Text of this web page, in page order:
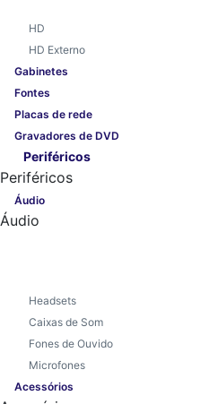
HD
HD Externo
Gabinetes
Fontes
Placas de rede
Gravadores de DVD
Periféricos
Periféricos
Áudio
Áudio
Headsets
Caixas de Som
Fones de Ouvido
Microfones
Acessórios